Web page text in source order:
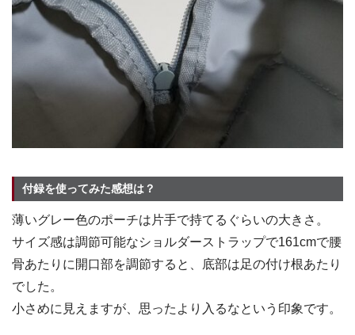
付録を使ってみた感想は？
薄いグレー色のポーチは片手で持てるぐらいの大きさ。
サイズ感は調節可能なショルダーストラップで161cmで腰
骨あたりに開口部を調節すると、底部は足の付け根あたり
でした。
小さめに見えますが、思ったより入るなという印象です。